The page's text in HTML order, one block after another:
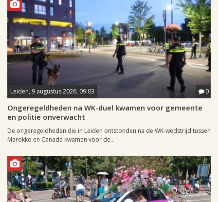
Leiden, 9 augustus 2026, 09:03 0
Ongeregeldheden na WK-duel kwamen voor gemeente
en politie onverwacht
De ongeregeldheden die in Leiden ontstonden na de WK-wedstrijd tussen
Marokko en Canada kwamen voor de...